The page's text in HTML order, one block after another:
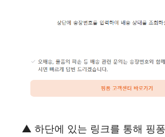
▲ 하단에 있는 링크를 통해 핑